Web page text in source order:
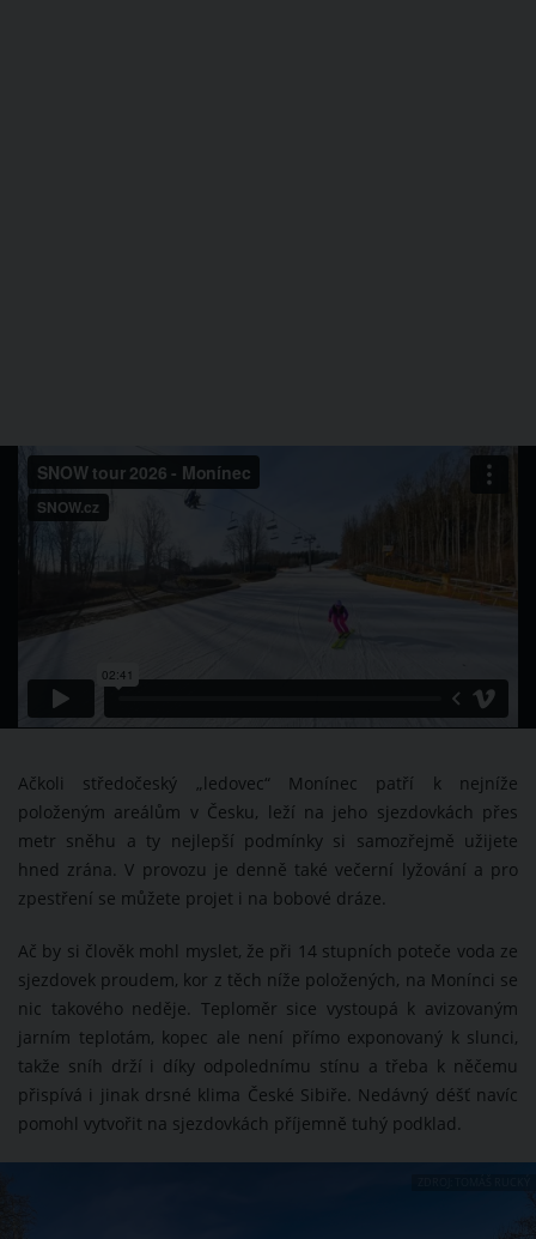
Ačkoli středočeský „ledovec“ Monínec patří k nejníže
položeným areálům v Česku, leží na jeho sjezdovkách přes
metr sněhu a ty nejlepší podmínky si samozřejmě užijete
hned zrána. V provozu je denně také večerní lyžování a pro
zpestření se můžete projet i na bobové dráze.
Ač by si člověk mohl myslet, že při 14 stupních poteče voda ze
sjezdovek proudem, kor z těch níže položených, na Monínci se
nic takového neděje. Teploměr sice vystoupá k avizovaným
jarním teplotám, kopec ale není přímo exponovaný k slunci,
takže sníh drží i díky odpolednímu stínu a třeba k něčemu
přispívá i jinak drsné klima České Sibiře. Nedávný déšť navíc
pomohl vytvořit na sjezdovkách příjemně tuhý podklad.